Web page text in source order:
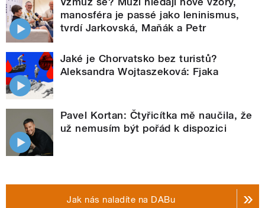
manosféra je passé jako leninismus,
tvrdí Jarkovská, Maňák a Petr
Jaké je Chorvatsko bez turistů?
Aleksandra Wojtaszeková: Fjaka
Pavel Kortan: Čtyřicítka mě naučila, že
už nemusím být pořád k dispozici
Jak nás naladíte na DABu